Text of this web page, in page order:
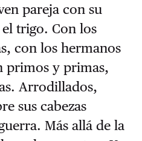
pareja con su
trigo. Con los
con los hermanos
primos y primas,
Arrodillados,
sus cabezas
Más allá de la